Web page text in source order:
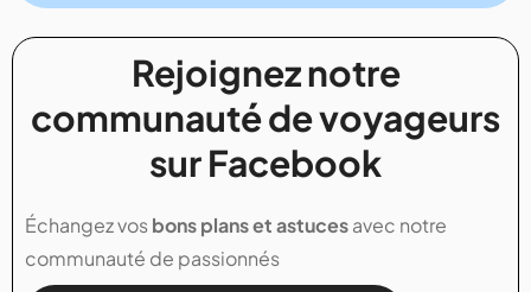
Rejoignez notre
communauté de voyageurs
sur Facebook
Échangez vosbons plans et astucesavec notre
communauté de passionnés